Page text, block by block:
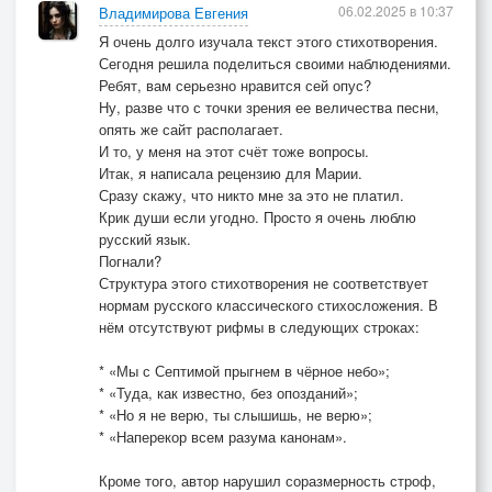
Владимирова Евгения
Я очень долго изучала текст этого стихотворения.
Сегодня решила поделиться своими наблюдениями.
Ребят, вам серьезно нравится сей опус?
Ну, разве что с точки зрения ее величества песни,
опять же сайт располагает.
И то, у меня на этот счёт тоже вопросы.
Итак, я написала рецензию для Марии.
Сразу скажу, что никто мне за это не платил.
Крик души если угодно. Просто я очень люблю
русский язык.
Погнали?
Структура этого стихотворения не соответствует
нормам русского классического стихосложения. В
нём отсутствуют рифмы в следующих строках:
* «Мы с Септимой прыгнем в чёрное небо»;
* «Туда, как известно, без опозданий»;
* «Но я не верю, ты слышишь, не верю»;
* «Наперекор всем разума канонам».
Кроме того, автор нарушил соразмерность строф,
06.02.2025 в 10:37